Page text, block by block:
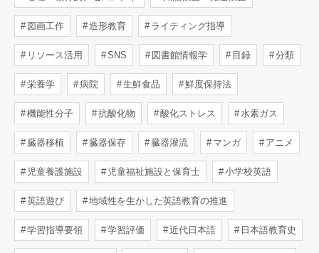
図画工作 造形教育 ライティング指導
リソース活用 SNS 図書館情報学 目録 分類
栄養学 病院 生鮮食品 鮮度保持法
機能性分子 抗酸化物 酸化ストレス 水素ガス
臓器移植 臓器保存 臓器灌流 マンガ アニメ
児童養護施設 児童福祉施設と保育士 小学校英語
英語遊び 地域性を生かした英語教育の推進
学習指導要領 学習評価 近代日本語 日本語教育史